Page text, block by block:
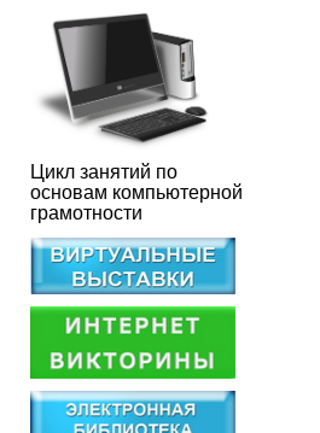
Цикл занятий по
основам компьютерной
грамотности